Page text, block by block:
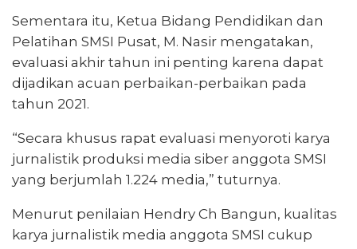
Sementara itu, Ketua Bidang Pendidikan dan
Pelatihan SMSI Pusat, M. Nasir mengatakan,
evaluasi akhir tahun ini penting karena dapat
dijadikan acuan perbaikan-perbaikan pada
tahun 2021.
“Secara khusus rapat evaluasi menyoroti karya
jurnalistik produksi media siber anggota SMSI
yang berjumlah 1.224 media,” tuturnya.
Menurut penilaian Hendry Ch Bangun, kualitas
karya jurnalistik media anggota SMSI cukup